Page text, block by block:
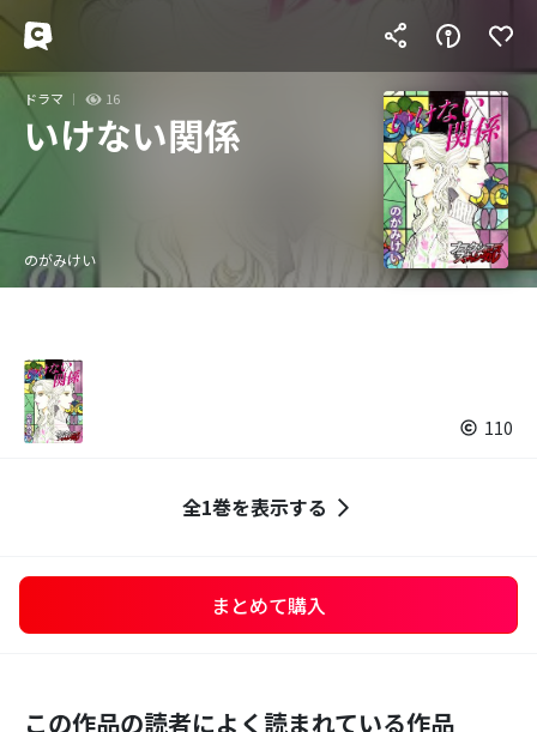
ドラマ 16
いけない関係
のがみけい
110
全1巻を表示する
まとめて購入
この作品の読者によく読まれている作品